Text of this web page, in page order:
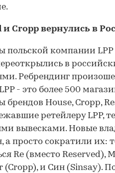
и Cropp вернулись в
польской компании LPP
в
Ребрендинг
- это более 500
брендов House, Cropp,
ретейлеру LPP,
вывесками. Новые
а просто сократили их:
Re (вместо Reserved),
(Cropp), и Син (Sinsay).